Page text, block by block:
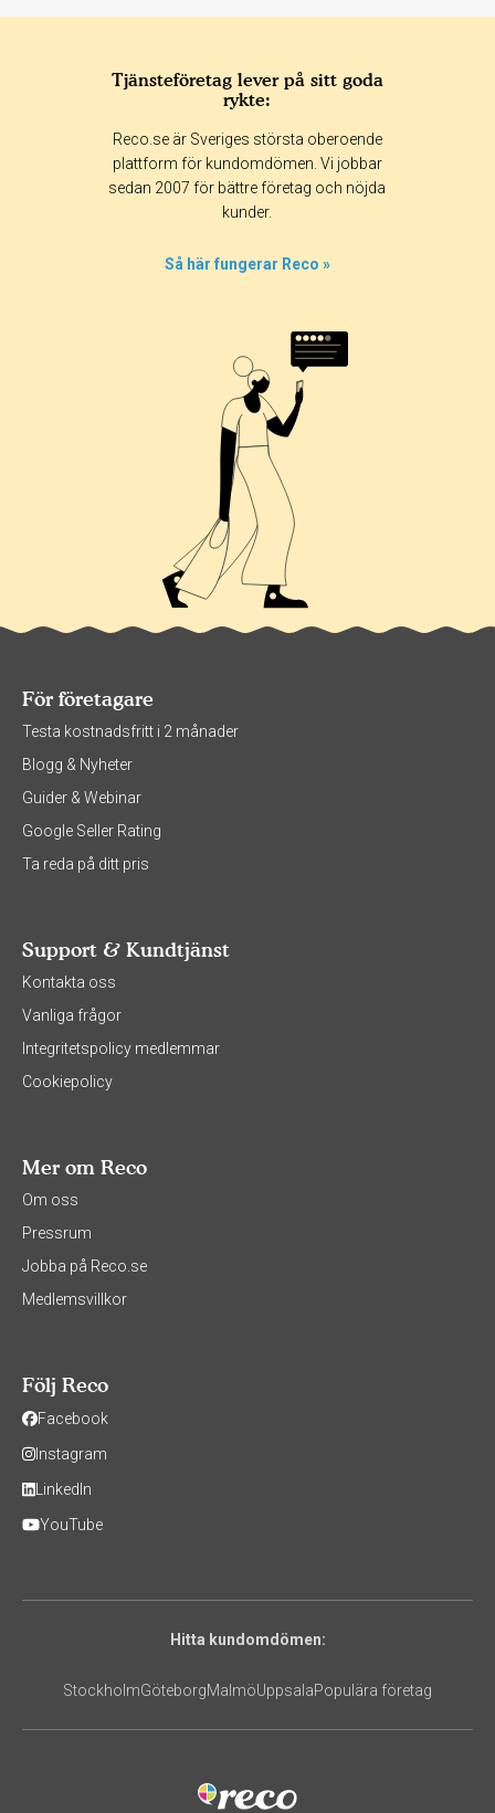
365 dagar 90 dagar
30 dagar
Tjänsteföretag lever på sitt goda
rykte:
Reco.se är Sveriges största oberoende
plattform för kundomdömen. Vi jobbar
sedan 2007 för bättre företag och nöjda
kunder.
Så här fungerar Reco »
För företagare
Testa kostnadsfritt i 2 månader
Blogg & Nyheter
Guider & Webinar
Google Seller Rating
Ta reda på ditt pris
Support & Kundtjänst
Kontakta oss
Vanliga frågor
Integritetspolicy medlemmar
Cookiepolicy
Mer om Reco
Om oss
Pressrum
Jobba på Reco.se
Medlemsvillkor
Följ Reco
Facebook
Instagram
LinkedIn
YouTube
Hitta kundomdömen:
StockholmGöteborgMalmöUppsalaPopulära företag